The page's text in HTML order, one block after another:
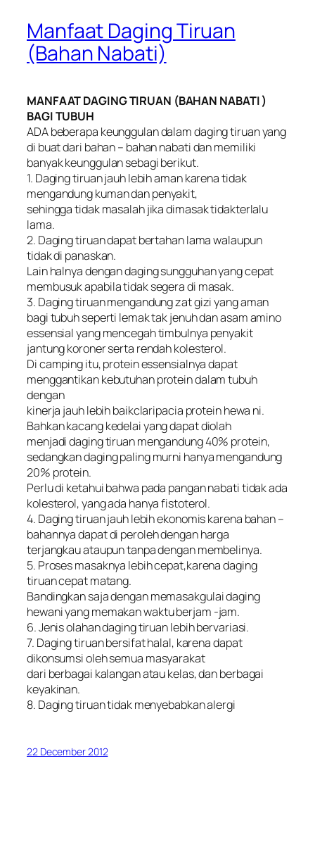
Manfaat Daging Tiruan
(Bahan Nabati)
MANFAAT DAGING TIRUAN (BAHAN NABATI )
BAGI TUBUH
ADA beberapa keunggulan dalam daging tiruan yang
di buat dari bahan – bahan nabati dan memiliki
banyak keunggulan sebagi berikut.
1. Daging tiruan jauh lebih aman karena tidak
mengandung kuman dan penyakit,
sehingga tidak masalah jika dimasak tidakterlalu
lama.
2. Daging tiruan dapat bertahan lama walaupun
tidak di panaskan.
Lain halnya dengan daging sungguhan yang cepat
membusuk apabila tidak segera di masak.
3. Daging tiruan mengandung zat gizi yang aman
bagi tubuh seperti lemak tak jenuh dan asam amino
essensial yang mencegah timbulnya penyakit
jantung koroner serta rendah kolesterol.
Di camping itu, protein essensialnya dapat
menggantikan kebutuhan protein dalam tubuh
dengan
kinerja jauh lebih baikclaripacia protein hewa ni.
Bahkan kacang kedelai yang dapat diolah
menjadi daging tiruan mengandung 40% protein,
sedangkan daging paling murni hanya mengandung
20% protein.
Perlu di ketahui bahwa pada pangan nabati tidak ada
kolesterol, yang ada hanya fistoterol.
4. Daging tiruan jauh lebih ekonomis karena bahan –
bahannya dapat di peroleh dengan harga
terjangkau ataupun tanpa dengan membelinya.
5. Proses masaknya lebih cepat,karena daging
tiruan cepat matang.
Bandingkan saja dengan memasakgulai daging
hewani yang memakan waktu berjam -jam.
6. Jenis olahan daging tiruan lebih bervariasi.
7. Daging tiruan bersifat halal, karena dapat
dikonsumsi oleh semua masyarakat
dari berbagai kalangan atau kelas, dan berbagai
keyakinan.
8. Daging tiruan tidak menyebabkan alergi
22 December 2012